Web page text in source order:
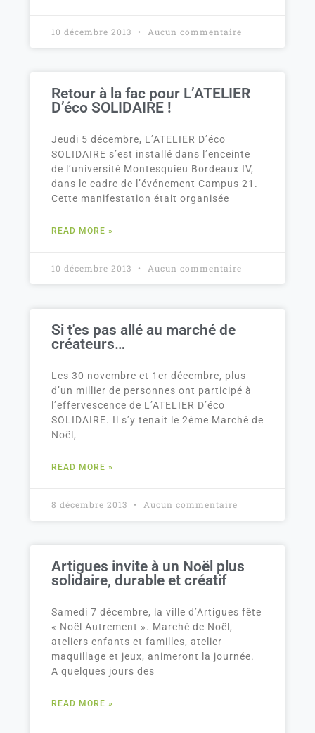
10 décembre 2013 Aucun commentaire
Retour à la fac pour L’ATELIER
D’éco SOLIDAIRE !
Jeudi 5 décembre, L’ATELIER D’éco
SOLIDAIRE s’est installé dans l’enceinte
de l’université Montesquieu Bordeaux IV,
dans le cadre de l’événement Campus 21.
Cette manifestation était organisée
READ MORE »
10 décembre 2013 Aucun commentaire
Si t'es pas allé au marché de
créateurs…
Les 30 novembre et 1er décembre, plus
d’un millier de personnes ont participé à
l’effervescence de L’ATELIER D’éco
SOLIDAIRE. Il s’y tenait le 2ème Marché de
Noël,
READ MORE »
8 décembre 2013 Aucun commentaire
Artigues invite à un Noël plus
solidaire, durable et créatif
Samedi 7 décembre, la ville d’Artigues fête
« Noël Autrement ». Marché de Noël,
ateliers enfants et familles, atelier
maquillage et jeux, animeront la journée.
A quelques jours des
READ MORE »